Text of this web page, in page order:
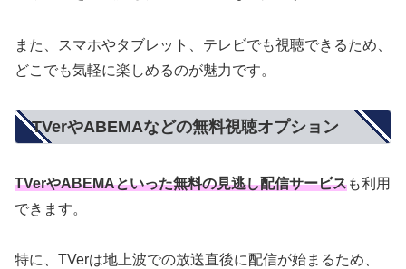
また、スマホやタブレット、テレビでも視聴できるため、
どこでも気軽に楽しめるのが魅力です。
TVerやABEMAなどの無料視聴オプション
TVerやABEMAといった無料の見逃し配信サービスも利用
できます。
特に、TVerは地上波での放送直後に配信が始まるため、